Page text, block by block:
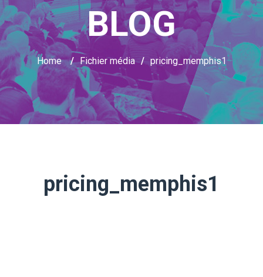
BLOG
Home / Fichier média / pricing_memphis1
pricing_memphis1